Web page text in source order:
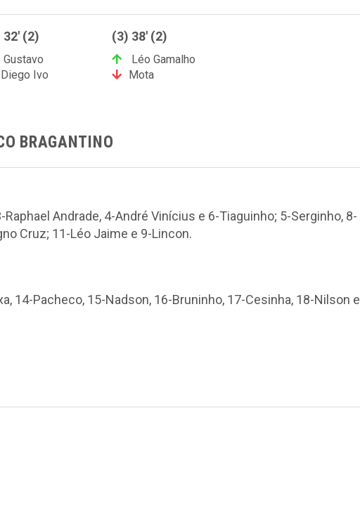
32' (2)
Gustavo
Diego Ivo
(3) 38' (2)
Léo Gamalho
Mota
BRAGANTINO
Andrade, 4-André Vinícius e 6-Tiaguinho; 5-Serginho, 8-
Cruz; 11-Léo Jaime e 9-Lincon.
14-Pacheco, 15-Nadson, 16-Bruninho, 17-Cesinha, 18-Nilson e